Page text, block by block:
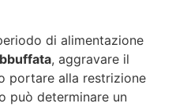
di alimentazione
, aggravare il
portare alla restrizione
può determinare un